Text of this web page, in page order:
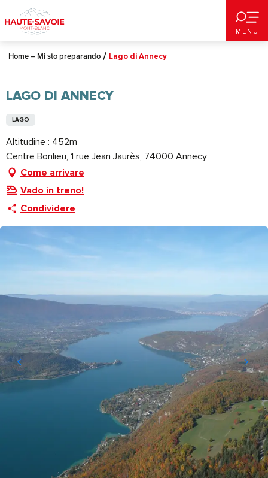
au
contenu
principal
MENU
Home – Mi sto preparando Lago di Annecy
LAGO DI ANNECY
LAGO
Altitudine : 452m
Centre Bonlieu, 1 rue Jean Jaurès, 74000 Annecy
Come arrivare
Vado in treno!
Condividere